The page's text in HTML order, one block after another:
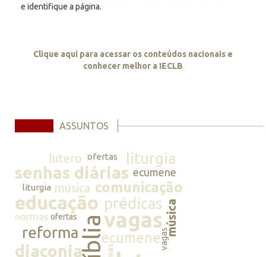
e identifique a página.
Clique aqui para acessar os conteúdos nacionais e
conhecer melhor a IECLB
ASSUNTOS
lutero ofertas liturgia
senhas diárias ecumene
liturgia música comunicação
educação prédicasmúsica
normas ofertasbíbliavagas
reforma
diaconia
ecumenevagas